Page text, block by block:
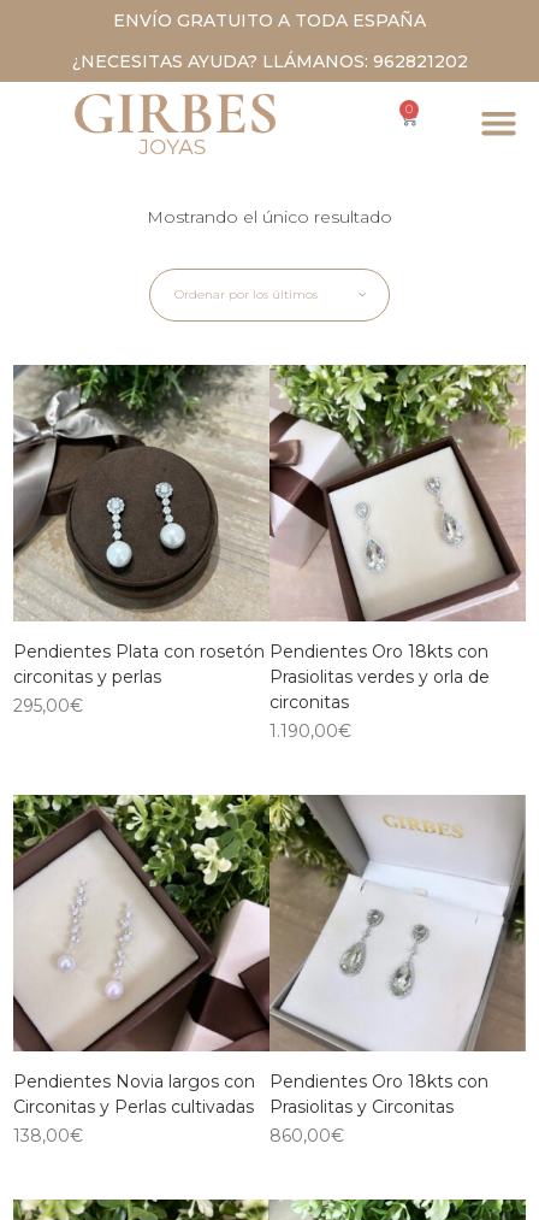
ENVÍO GRATUITO A TODA ESPAÑA
¿NECESITAS AYUDA? LLÁMANOS: 962821202
0
Mostrando el único resultado
Ordenar por los últimos
Pendientes Plata con rosetón
circonitas y perlas
295,00€
Pendientes Oro 18kts con
Prasiolitas verdes y orla de
circonitas
1.190,00€
Pendientes Novia largos con
Circonitas y Perlas cultivadas
138,00€
Pendientes Oro 18kts con
Prasiolitas y Circonitas
860,00€